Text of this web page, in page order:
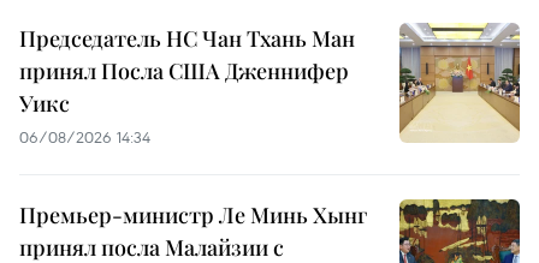
Председатель НС Чан Тхань Ман
принял Посла США Дженнифер
Уикс
06/08/2026 14:34
Премьер-министр Ле Минь Хынг
принял посла Малайзии с